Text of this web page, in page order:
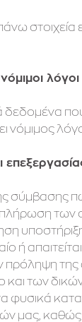
στοιχεία
νόμιμοι
νόμιμος
σύμβασης
των
ή
πρόληψη της
και των
φυσικά
μας, καθώς